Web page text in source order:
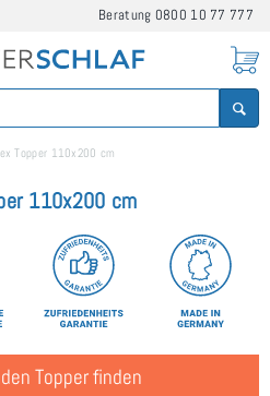
Beratung 0800 10 77 777
Topper 110x200 cm
110x200 cm
Topper finden